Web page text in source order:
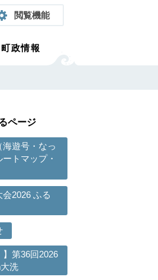
閲覧機能
町政情報
ページ
遊号・なっ
トマップ・
2026 ふる
】第36回2026
洗